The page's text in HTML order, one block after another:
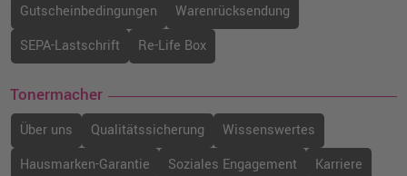
Gutscheinbedingungen
Warenrücksendung
SEPA-Lastschrift
Re-Life Box
Tonermacher
Über uns Qualitätssicherung
Wissenswertes
Hausmarken-Garantie
Soziales Engagement
Karriere